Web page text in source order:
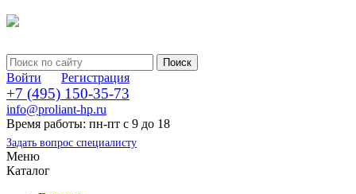
Войти Регистрация
+7 (495) 150-35-73
info@proliant-hp.ru
Время работы: пн-пт с 9 до 18
Задать вопрос специалисту
Меню
Каталог